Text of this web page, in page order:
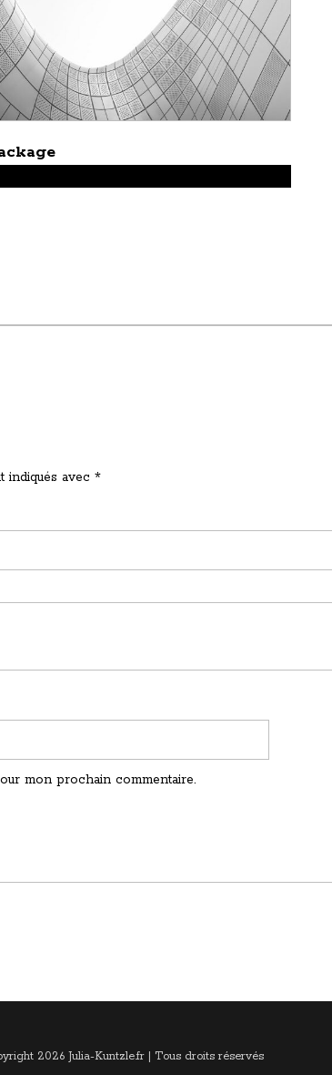
indiqués avec *
mon prochain commentaire.
2026 Julia-Kuntzle.fr | Tous droits réservés